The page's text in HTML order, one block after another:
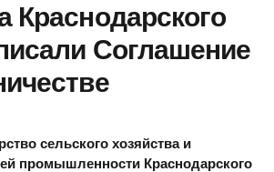
Краснодарского
Соглашение
сельского хозяйства и
промышленности Краснодарского